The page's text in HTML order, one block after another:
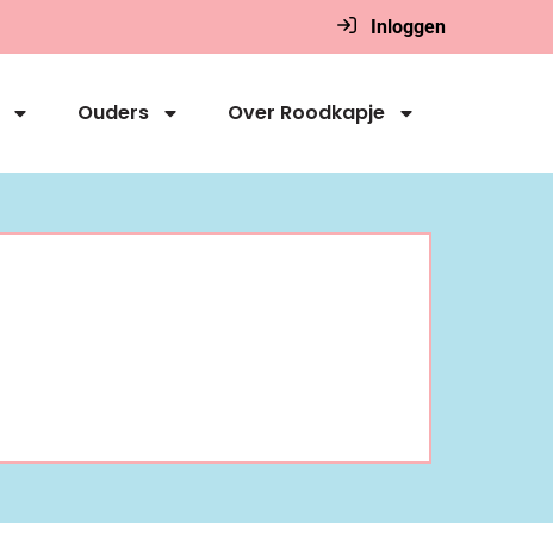
Inloggen
Ouders Over Roodkapje